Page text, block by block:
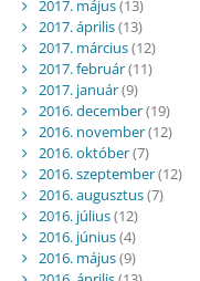
2017. május(13)
2017. április(13)
2017. március(12)
2017. február(11)
2017. január(9)
2016. december(19)
2016. november(12)
2016. október(7)
2016. szeptember(12)
2016. augusztus(7)
2016. július(12)
2016. június(4)
2016. május(9)